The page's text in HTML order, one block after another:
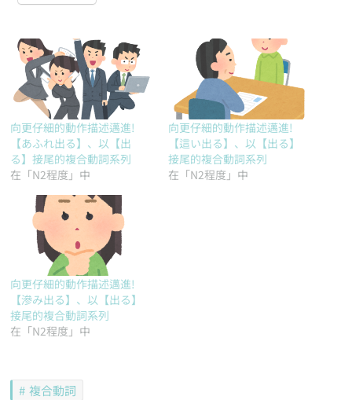
向更仔細的動作描述邁進!
【あふれ出る】、以【出
る】接尾的複合動詞系列
在「N2程度」中
向更仔細的動作描述邁進!
【這い出る】、以【出る】
接尾的複合動詞系列
在「N2程度」中
向更仔細的動作描述邁進!
【滲み出る】、以【出る】
接尾的複合動詞系列
在「N2程度」中
複合動詞